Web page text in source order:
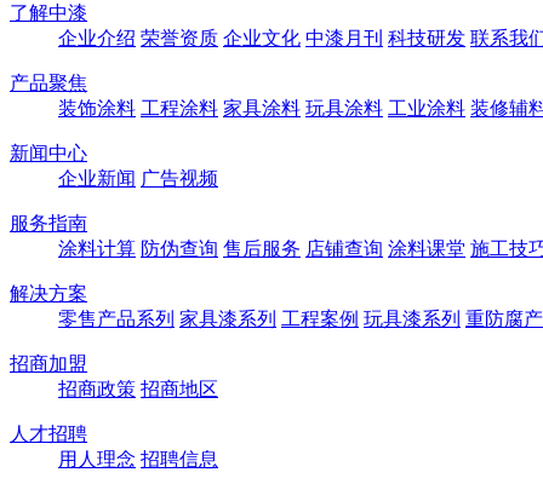
了解中漆
企业介绍 荣誉资质 企业文化 中漆月刊 科技研发 联系我
产品聚焦
装饰涂料 工程涂料 家具涂料 玩具涂料 工业涂料 装修辅
新闻中心
企业新闻 广告视频
服务指南
涂料计算 防伪查询 售后服务 店铺查询 涂料课堂 施工技
解决方案
零售产品系列 家具漆系列 工程案例 玩具漆系列 重防腐
招商加盟
招商政策 招商地区
人才招聘
用人理念 招聘信息